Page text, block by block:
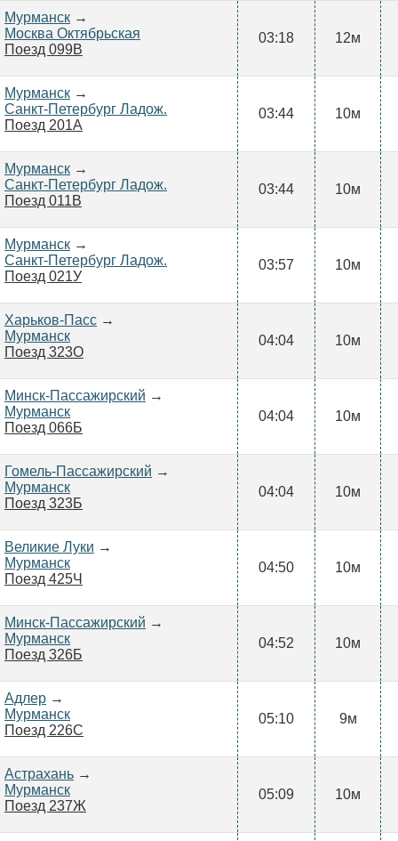
Мурманск →
Москва Октябрьская
Поезд 099В
03:18 12м
Мурманск →
Санкт-Петербург Ладож.
Поезд 201А
03:44 10м
Мурманск →
Санкт-Петербург Ладож.
Поезд 011В
03:44 10м
Мурманск →
Санкт-Петербург Ладож.
Поезд 021У
03:57 10м
Харьков-Пасс →
Мурманск
Поезд 323О
04:04 10м
Минск-Пассажирский →
Мурманск
Поезд 066Б
04:04 10м
Гомель-Пассажирский →
Мурманск
Поезд 323Б
04:04 10м
Великие Луки →
Мурманск
Поезд 425Ч
04:50 10м
Минск-Пассажирский →
Мурманск
Поезд 326Б
04:52 10м
Адлер →
Мурманск
Поезд 226С
05:10 9м
Астрахань →
Мурманск
Поезд 237Ж
05:09 10м